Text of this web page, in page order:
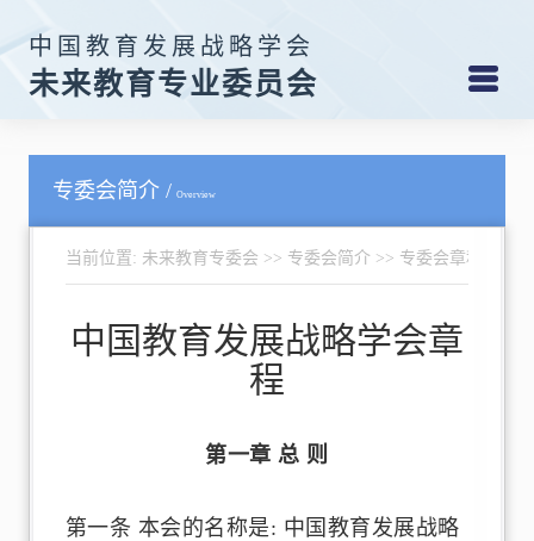
中国教育发展战略学会
未来教育专业委员会
专委会简介 / Overview
当前位置: 未来教育专委会 >> 专委会简介 >> 专委会章程
中国教育发展战略学会章
程
第一章 总 则
第一条 本会的名称是: 中国教育发展战略